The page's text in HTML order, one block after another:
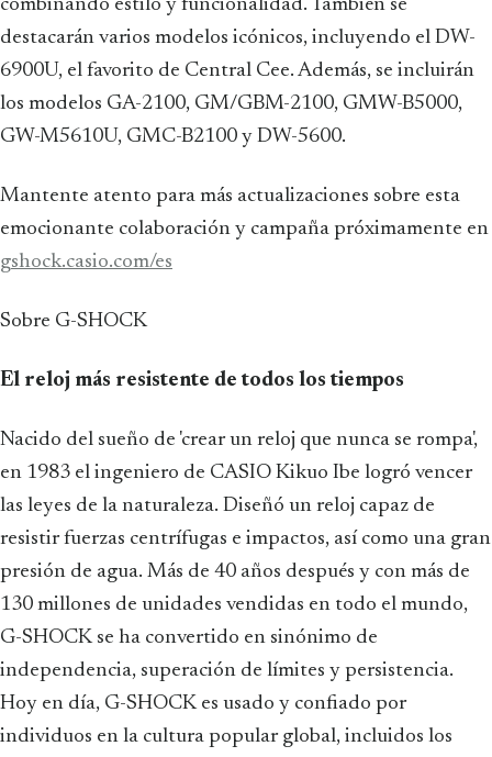
combinando estilo y funcionalidad. También se
destacarán varios modelos icónicos, incluyendo el DW-
6900U, el favorito de Central Cee. Además, se incluirán
los modelos GA-2100, GM/GBM-2100, GMW-B5000,
GW-M5610U, GMC-B2100 y DW-5600.
Mantente atento para más actualizaciones sobre esta
emocionante colaboración y campaña próximamente en
gshock.casio.com/es
Sobre G-SHOCK
El reloj más resistente de todos los tiempos
Nacido del sueño de 'crear un reloj que nunca se rompa',
en 1983 el ingeniero de CASIO Kikuo Ibe logró vencer
las leyes de la naturaleza. Diseñó un reloj capaz de
resistir fuerzas centrífugas e impactos, así como una gran
presión de agua. Más de 40 años después y con más de
130 millones de unidades vendidas en todo el mundo,
G-SHOCK se ha convertido en sinónimo de
independencia, superación de límites y persistencia.
Hoy en día, G-SHOCK es usado y confiado por
individuos en la cultura popular global, incluidos los